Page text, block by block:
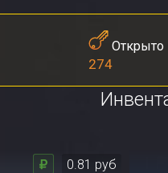
Открыто
274
0.81 руб